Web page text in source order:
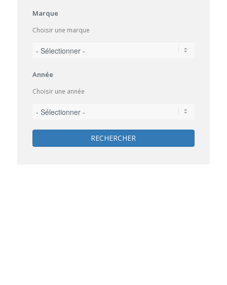
Marque
Choisir une marque
Année
Choisir une année
RECHERCHER